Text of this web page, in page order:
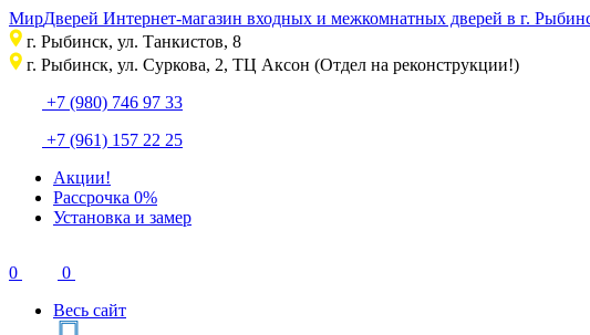
МирДверей Интернет-магазин входных и межкомнатных дверей в г.
г. Рыбинск, ул. Танкистов, 8
г. Рыбинск, ул. Суркова, 2, ТЦ Аксон (Отдел на реконструкции!)
+7 (980) 746 97 33
+7 (961) 157 22 25
Акции!
Рассрочка 0%
Установка и замер
0
0
Весь сайт